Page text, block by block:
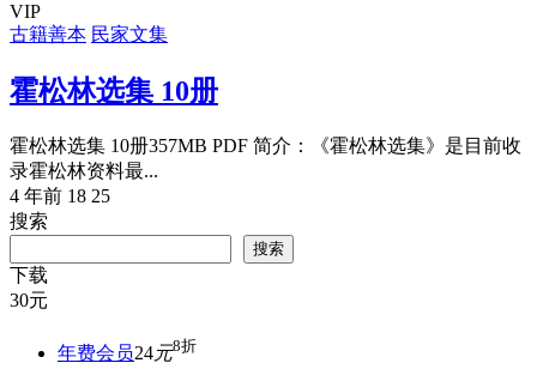
VIP
古籍善本 民家文集
霍松林选集 10册
霍松林选集 10册357MB PDF 简介：《霍松林选集》是目前收
录霍松林资料最...
4 年前 18 25
搜索
搜索
下载
30元
年费会员24元8折